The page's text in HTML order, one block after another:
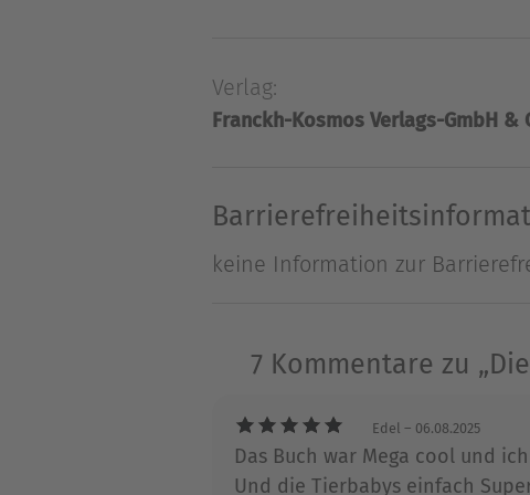
Marie den Krimi-Fall auf. Sie
Ann-Katrin Heger arbeitete
Verlag:
Franckh-Kosmos Verlags-GmbH &
keine Information zur
7 Kommentare zu
Edel – 06.08.2025
Das Buch war Mega cool und
Und die Tierbabys einfach